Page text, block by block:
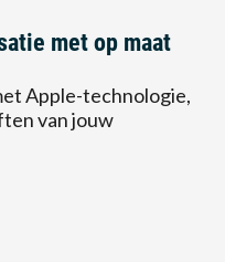
met op maat
Apple-technologie,
van jouw